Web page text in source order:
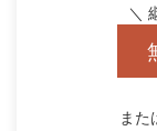
＼
また